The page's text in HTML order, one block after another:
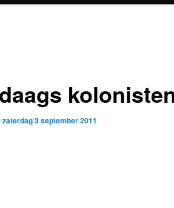
zaterdag 3 september 2011